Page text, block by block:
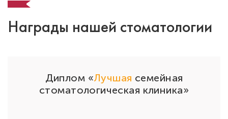
Награды нашей стоматологии
Диплом «Лучшая семейная
стоматологическая клиника»